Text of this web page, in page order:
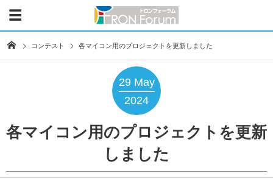
コンテスト 各マイコン用のプロジェクトを更新しました
29 May
2024
各マイコン用のプロジェクトを更新
しました